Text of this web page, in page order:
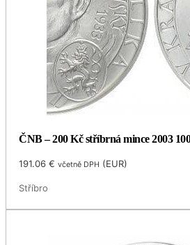
ČNB – 200 Kč stříbrná mince 2003
191.06€ včetně DPH (EUR)
Stříbro